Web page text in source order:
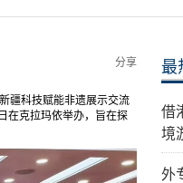
分享
疆科技赋能非遗展示交流
在克拉玛依举办，旨在探
最
借
境
外